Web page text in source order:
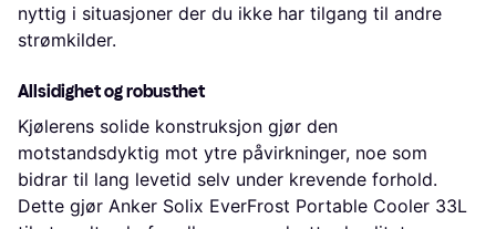
nyttig i situasjoner der du ikke har tilgang til andre
strømkilder.
Allsidighet og robusthet
Kjølerens solide konstruksjon gjør den
motstandsdyktig mot ytre påvirkninger, noe som
bidrar til lang levetid selv under krevende forhold.
Dette gjør Anker Solix EverFrost Portable Cooler 33L